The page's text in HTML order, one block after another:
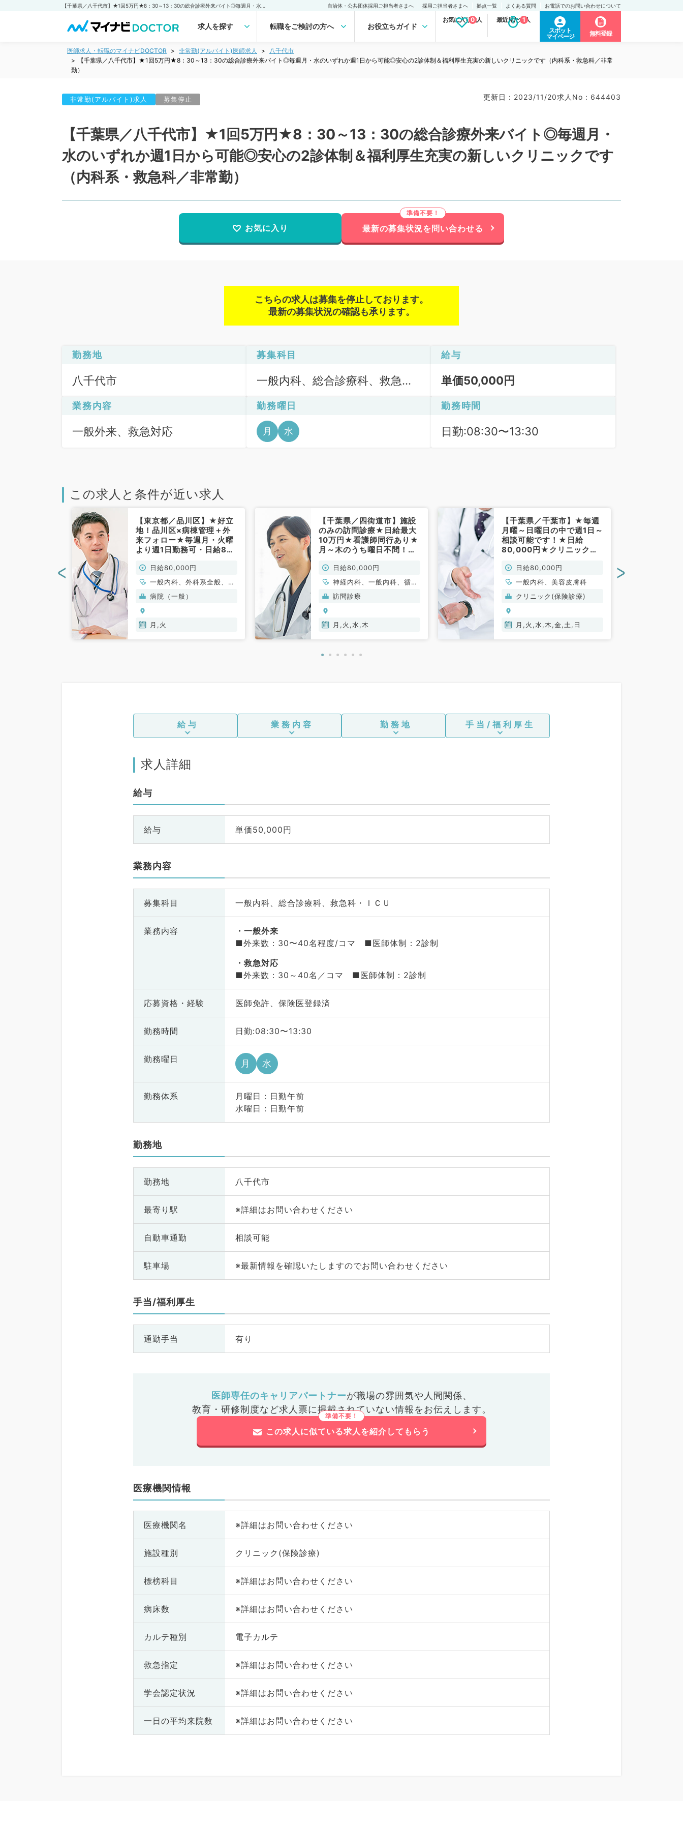
自治体・公共団体採用ご担当者さまへ 採用ご担当者さまへ 拠点一覧 よくある質問 お電話でのお問い合わせについて
求人を探す 転職をご検討の方へ お役立ちガイド
お気に入り求人
0 最近見た求人
1
スポット
マイページ
無料登録
医師求人・転職のマイナビDOCTOR 非常勤(アルバイト)医師求人
八千代市
【千葉県／八千代市】★1回5万円★8：30～13：30の総合診療外来バイト◎毎週月・水のいずれか週1日から可能◎安心の2診体制＆福利厚生充実の新しいクリニックです（内科系・救急科／非常
勤）
非常勤(アルバイト)求人 募集停止 更新日 : 2023/11/20求人No : 644403
【千葉県／八千代市】★1回5万円★8：30～13：30の総合診療外来バイト◎毎週月・
水のいずれか週1日から可能◎安心の2診体制＆福利厚生充実の新しいクリニックです
（内科系・救急科／非常勤）
お気に入り 最新の募集状況を問い合わせる
こちらの求人は募集を停止しております。
最新の募集状況の確認も承ります。
勤務地
八千代市
募集科目
一般内科、総合診療科、救急
給与
単価50,000円
業務内容
一般外来、救急対応
勤務曜日
月 水
勤務時間
日勤:08:30〜13:30
この求人と条件が近い求人
【東京都／品川区】★好立
地！品川区×病棟管理＋外
来フォロー★毎週月・火曜
より週1日勤務可・日給8万
ば科目不問（内科系・外科
系／非常勤）
日給80,000円
一般内科、外科系全般、一
般外科
病院（一般）
月,火
【千葉県／四街道市】施設
のみの訪問診療★日給最大
10万円★看護師同行あり★
月～木のうち曜日不問！
科系／非常勤）
日給80,000円
神経内科、一般内科、循環
器内科、呼吸器内科、消化
器内科、内分泌・代謝内
血液内科、膠原病科
訪問診療
月,火,水,木
【千葉県／千葉市】★毎週
月曜～日曜日の中で週1日～
相談可能です！★日給
80,000円★クリニックで
科、美容皮膚科／非常勤)
日給80,000円
一般内科、美容皮膚科
クリニック(保険診療)
月,火,水,木,金,土,日
< >
給与 業務内容 勤務地 手当/福利厚生
求人詳細
給与
給与 単価50,000円
業務内容
募集科目 一般内科、総合診療科、救急科・ＩＣＵ
業務内容
一般外来
■外来数：30〜40名程度/コマ ■医師体制：2診制
救急対応
■外来数：30～40名／コマ ■医師体制：2診制
応募資格・ 経験 医師免許、保険医登録済
勤務時間 日勤:08:30〜13:30
勤務曜日 月 水
勤務体系
月曜日 : 日勤午前
水曜日 : 日勤午前
勤務地
勤務地 八千代市
最寄り駅 ※詳細はお問い合わせください
自動車通勤 相談可能
駐車場 ※最新情報を確認いたしますのでお問い合わせください
手当/福利厚生
通勤手当 有り
医師専任のキャリアパートナーが職場の雰囲気や人間関係、
教育・研修制度など求人票に掲載されていない情報をお伝えします。
この求人に似ている求人を紹介してもらう
医療機関情報
医療機関名 ※詳細はお問い合わせください
施設種別 クリニック(保険診療)
標榜科目 ※詳細はお問い合わせください
病床数 ※詳細はお問い合わせください
カルテ種別 電子カルテ
救急指定 ※詳細はお問い合わせください
学会認定状況 ※詳細はお問い合わせください
一日の平均来院数 ※詳細はお問い合わせください